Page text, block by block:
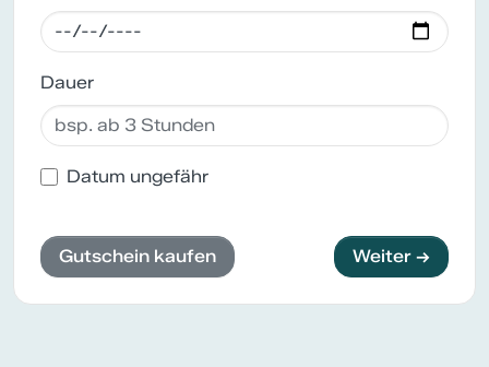
Dauer
Datum ungefähr
Gutschein kaufen Weiter →